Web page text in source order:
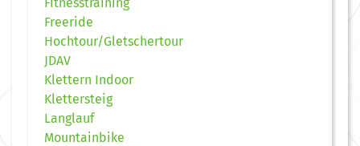
Freeride
Hochtour/Gletschertour
JDAV
Klettern Indoor
Klettersteig
Langlauf
Mountainbike